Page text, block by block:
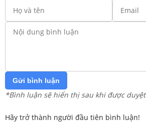
Gửi bình luận
*Bình luận sẽ hiển thị sau khi được duyệt
Hãy trở thành người đầu tiên bình luận!